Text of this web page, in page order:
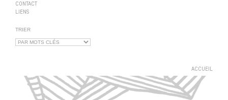
CONTACT
LIENS
TRIER
ACCUEIL